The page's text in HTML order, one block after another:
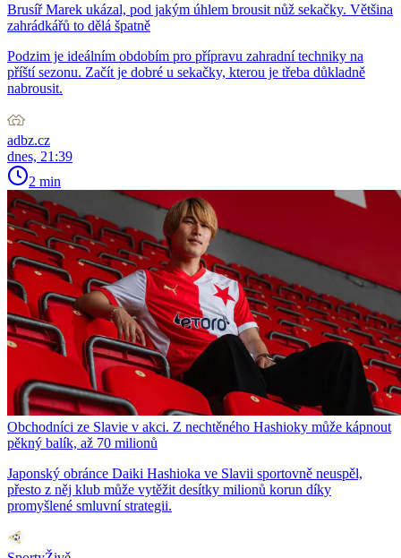
Brusíř Marek ukázal, pod jakým úhlem brousit nůž sekačky. Většina
zahrádkářů to dělá špatně
Podzim je ideálním obdobím pro přípravu zahradní techniky na
příští sezonu. Začít je dobré u sekačky, kterou je třeba důkladně
nabrousit.
adbz.cz
dnes, 21:39
2 min
Obchodníci ze Slavie v akci. Z nechtěného Hashioky může kápnout
pěkný balík, až 70 milionů
Japonský obránce Daiki Hashioka ve Slavii sportovně neuspěl,
přesto z něj klub může vytěžit desítky milionů korun díky
promyšlené smluvní strategii.